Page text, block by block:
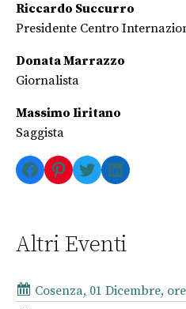
Riccardo Succurro
Presidente Centro
Donata Marrazzo
Giornalista
Massimo Iiritano
Saggista
Facebook
Pinterest
TwitterLinkedIn
Altri Eventi
Cosenza, 01 Dicembre,